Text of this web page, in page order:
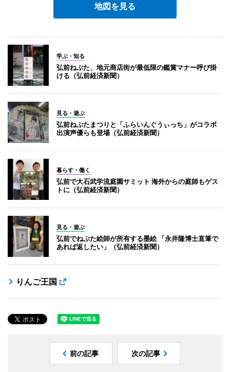
地図を見る
学ぶ・知る
弘前ねぷた、地元商店街が最低限の鑑賞マナー呼び掛
ける（弘前経済新聞）
見る・遊ぶ
弘前ねぷたまつりと「ふらいんぐうぃっち」がコラボ
出演声優らも登場（弘前経済新聞）
暮らす・働く
弘前で大石武学流庭園サミット 海外からの庭師もゲス
トに（弘前経済新聞）
見る・遊ぶ
弘前でねぷた絵師が所有する墨絵 「永井隆博士直筆で
あれば返したい」（弘前経済新聞）
りんご王国
前の記事 次の記事